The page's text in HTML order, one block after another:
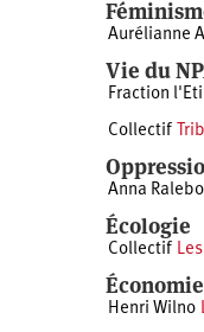
Aurélianne
Vie du
Fraction
Collectif
Anna
Écologie
Collectif
Économie
Henri Wilno